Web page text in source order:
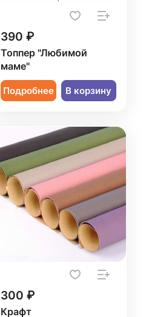
390 ₽
Топпер "Любимой
маме"
Подробнее В корзину
300 ₽
Крафт